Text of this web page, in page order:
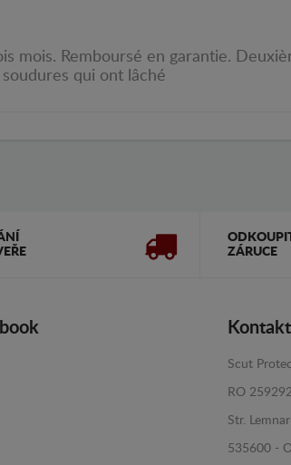
mois. Remboursé en garantie.
qui ont lâché
ZÁRUCE
Kontakt
Scut
RO
Str.
535600 -